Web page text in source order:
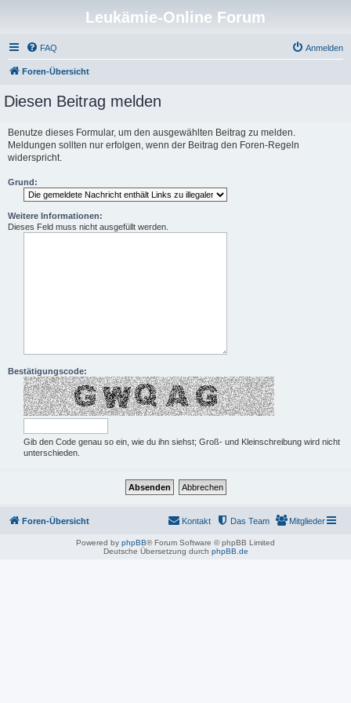
Leukämie-Online Forum
FAQ Anmelden
Foren-Übersicht
Diesen Beitrag melden
Benutze dieses Formular, um den ausgewählten Beitrag zu melden.
Meldungen sollten nur erfolgen, wenn der Beitrag den Foren-Regeln
widerspricht.
Grund:
Weitere Informationen:
Dieses Feld muss nicht ausgefüllt werden.
Bestätigungscode:
Gib den Code genau so ein, wie du ihn siehst; Groß- und Kleinschreibung wird nicht
unterschieden.
Foren-Übersicht Mitglieder
Das Team
Kontakt
Powered by phpBB® Forum Software © phpBB Limited
Deutsche Übersetzung durch phpBB.de